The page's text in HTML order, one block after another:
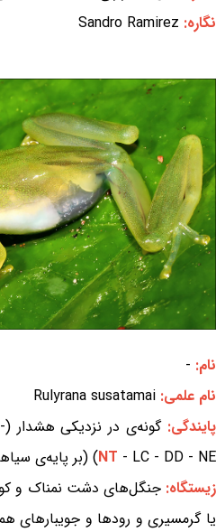
نگاره: Sandro Ramirez
نام: -
نام علمی: Rulyrana susatamai
پایندگی:گونه‌ی در نزدیکی هشدار (EX - EW - CR - EN - VU -
NT - LC - DD - NE) (بر پایه‌ی سیاهه‌ی سرخ IUCN)
زیستگاه:جنگل‌های دشت نمناک و
یا گرمسیری و رودها و جویبارهای